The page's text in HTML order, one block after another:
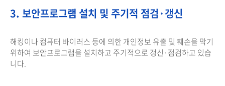
3. 보안프로그램 설치 및 주기적 점검·갱신
해킹이나 컴퓨터 바이러스 등에 의한 개인정보 유출 및 훼손을 막기
위하여 보안프로그램을 설치하고 주기적으로 갱신·점검하고 있습
니다.